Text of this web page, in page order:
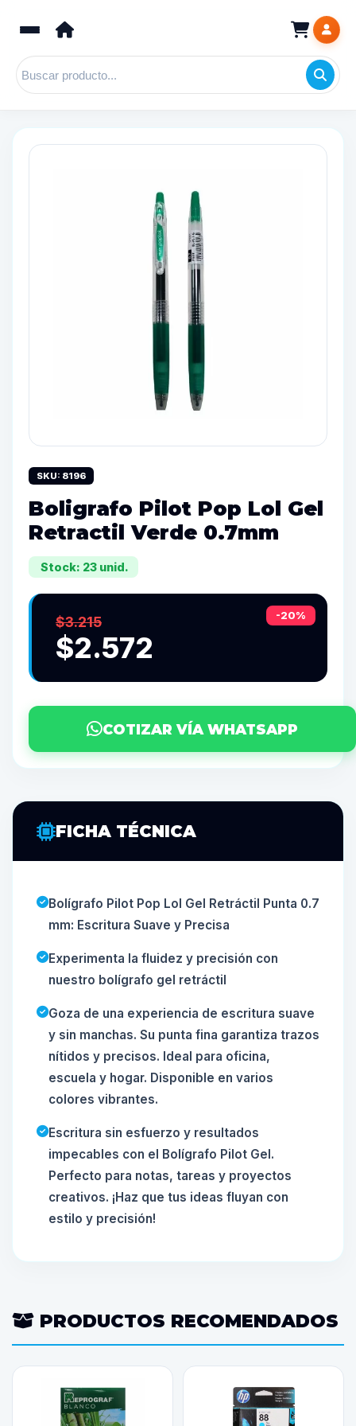
SKU: 8196
Boligrafo Pilot Pop Lol Gel
Retractil Verde 0.7mm
Stock: 23 unid.
-20%
$3.215
$2.572
COTIZAR VÍA WHATSAPP
FICHA TÉCNICA
Bolígrafo Pilot Pop Lol Gel Retráctil Punta 0.7
mm: Escritura Suave y Precisa
Experimenta la fluidez y precisión con
nuestro bolígrafo gel retráctil
Goza de una experiencia de escritura suave
y sin manchas. Su punta fina garantiza trazos
nítidos y precisos. Ideal para oficina,
escuela y hogar. Disponible en varios
colores vibrantes.
Escritura sin esfuerzo y resultados
impecables con el Bolígrafo Pilot Gel.
Perfecto para notas, tareas y proyectos
creativos. ¡Haz que tus ideas fluyan con
estilo y precisión!
PRODUCTOS RECOMENDADOS